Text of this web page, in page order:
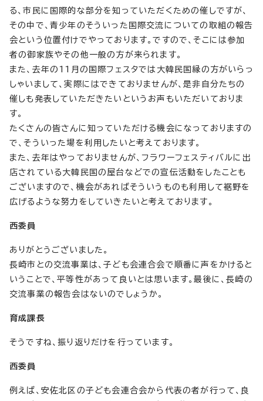
る、市民に国際的な部分を知っていただくための催しですが、
その中で、青少年のそういった国際交流についての取組の報告
会という位置付けでやっております。ですので、そこには参加
者の御家族やその他一般の方が来られます。
また、去年の11月の国際フェスタでは大韓民国縁の方がいらっ
しゃいまして、実際にはできておりませんが、是非自分たちの
催しも発表していただきたいというお声もいただいておりま
す。
たくさんの皆さんに知っていただける機会になっておりますの
で、そういった場を利用したいと考えております。
また、去年はやっておりませんが、フラワーフェスティバルに出
店されている大韓民国の屋台などでの宣伝活動をしたことも
ございますので、機会があればそういうものも利用して裾野を
広げるような努力をしていきたいと考えております。
西委員
ありがとうございました。
長崎市との交流事業は、子ども会連合会で順番に声をかけると
いうことで、平等性があって良いとは思います。最後に、長崎の
交流事業の報告会はないのでしょうか。
育成課長
そうですね、振り返りだけを行っています。
西委員
例えば、安佐北区の子ども会連合会から代表の者が行って、良